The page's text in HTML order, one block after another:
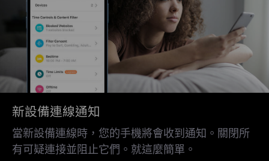
新設備連線通知
當新設備連線時，您的手機將會收到通知。關閉所
有可疑連接並阻止它們。就這麼簡單。